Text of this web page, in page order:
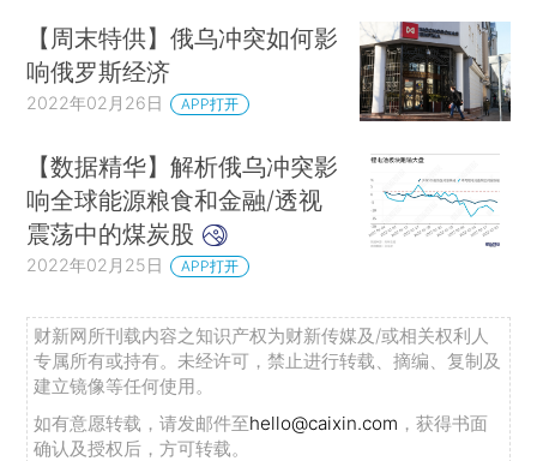
【周末特供】俄乌冲突如何影
响俄罗斯经济
2022年02月26日 APP打开
【数据精华】解析俄乌冲突影
响全球能源粮食和金融/透视
震荡中的煤炭股
2022年02月25日 APP打开
财新网所刊载内容之知识产权为财新传媒及/或相关权利人
专属所有或持有。未经许可，禁止进行转载、摘编、复制及
建立镜像等任何使用。
如有意愿转载，请发邮件至hello@caixin.com ，获得书面
确认及授权后，方可转载。